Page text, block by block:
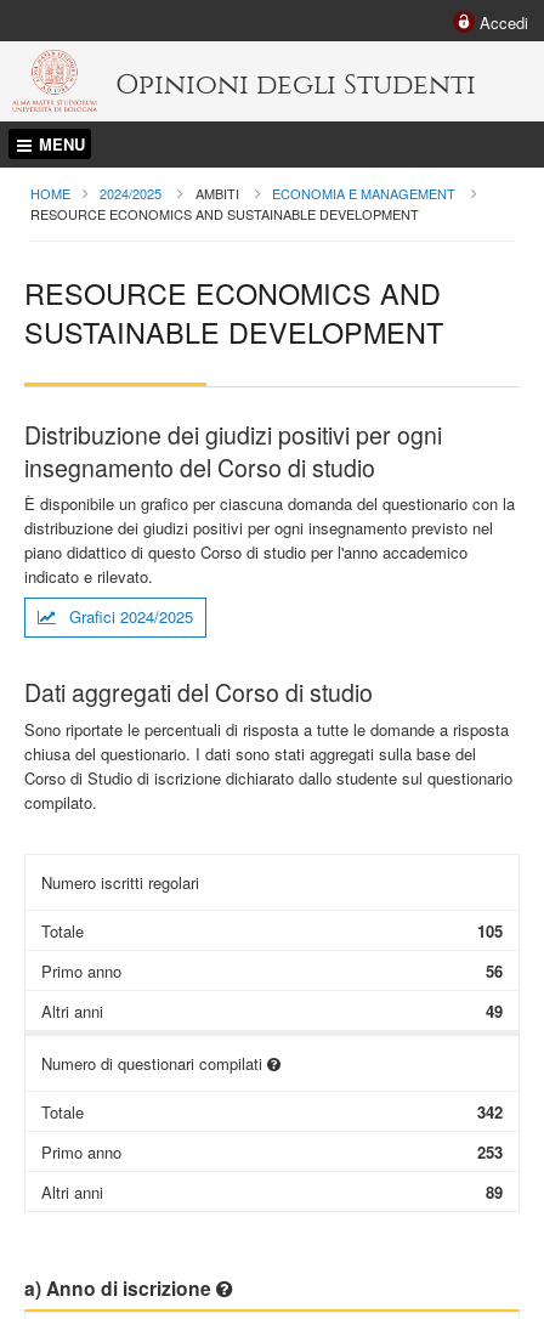
Accedi
Opinioni degli Studenti
MENU
HOME 2024/2025 AMBITI
ECONOMIA E MANAGEMENT
CURRENT:
RESOURCE ECONOMICS AND SUSTAINABLE DEVELOPMENT
RESOURCE ECONOMICS AND
SUSTAINABLE DEVELOPMENT
Distribuzione dei giudizi positivi per ogni
insegnamento del Corso di studio
È disponibile un grafico per ciascuna domanda del questionario con la
distribuzione dei giudizi positivi per ogni insegnamento previsto nel
piano didattico di questo Corso di studio per l'anno accademico
indicato e rilevato.
Grafici 2024/2025
Dati aggregati del Corso di studio
Sono riportate le percentuali di risposta a tutte le domande a risposta
chiusa del questionario. I dati sono stati aggregati sulla base del
Corso di Studio di iscrizione dichiarato dallo studente sul questionario
compilato.
Numero iscritti regolari
Totale
105
Primo anno
56
Altri anni
49
Numero di questionari compilati
Totale
342
Primo anno
253
Altri anni
89
a) Anno di iscrizione